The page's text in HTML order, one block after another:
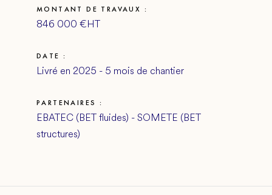
MONTANT DE TRAVAUX :
846 000 €HT
DATE :
Livré en 2025 - 5 mois de chantier
PARTENAIRES :
EBATEC (BET fluides) - SOMETE (BET
structures)